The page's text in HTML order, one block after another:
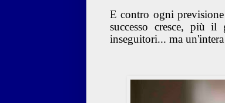
E contro ogni
successo cresce, più
inseguitori... ma